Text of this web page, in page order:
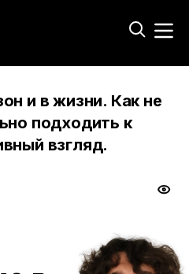
и в жизни. Как не
подходить к
взгляд.